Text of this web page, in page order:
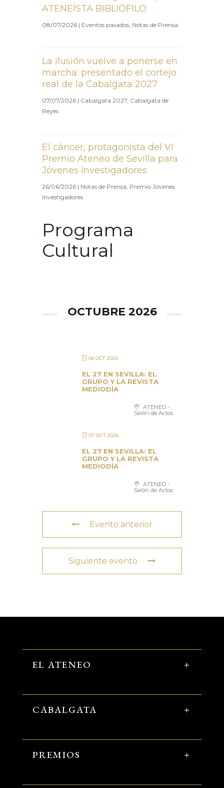
ATENEÍSTA BIBLIÓFILO
08/07/2026 | Eventos pasados, Notas de Prensa
La ilusión vuelve a ponerse en
marcha: presentado el cortejo
real de la Cabalgata 2027
07/07/2026 | Cabalgata 2027, Cabalgata de
Reyes
El cáncer, protagonista del VI
Premio Ateneo de Sevilla para
Jóvenes Investigadores
26/06/2026 | Notas de Prensa, Premio Jóvenes
Investigadores
Programa
Cultural
OCTUBRE 2026
06 OCT 2026
EL 27 EN SEVILLA: EL
GRUPO Y LA REVISTA
MEDIODÍA
ATENEO -
Salón de Actos
07 OCT 2026
EL 27 EN SEVILLA: EL
GRUPO Y LA REVISTA
MEDIODÍA
ATENEO -
Salón de Actos
Evento anterior
Siguiente evento
EL ATENEO
CABALGATA
PREMIOS